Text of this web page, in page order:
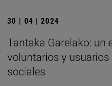
30 | 04 | 2024
Tantaka Garelako: un
voluntarios y usuarios
sociales